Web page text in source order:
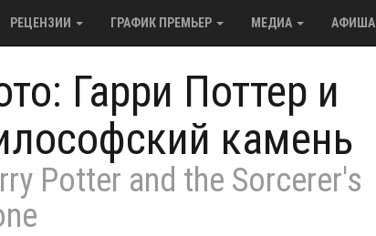
РЕЦЕНЗИИ ГРАФИК ПРЕМЬЕР МЕДИА АФИША
Гарри Поттер и
камень
Potter and the Sorcerer's